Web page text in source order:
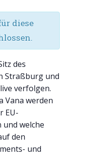
diese
des
Straßburg und
verfolgen.
Vana werden
EU-
welche
den
und